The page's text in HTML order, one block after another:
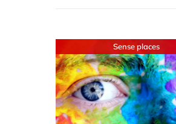
Sense places